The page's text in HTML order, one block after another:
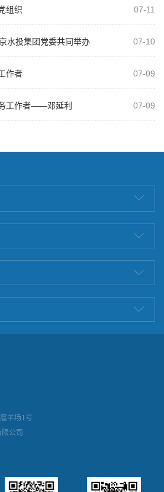
组织 07-11
水投集团党委共同举办
07-10
作者 07-09
工作者——邓延利 07-09
羊场1号
公司